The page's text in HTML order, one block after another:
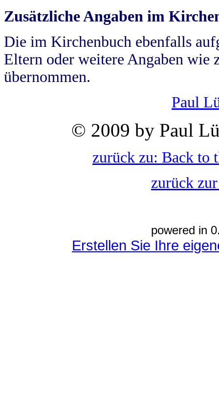
Zusätzliche Angaben im
Die im Kirchenbuch ebenfalls
Eltern oder weitere Angaben wie
übernommen.
Paul
© 2009 by Paul
zurück zu: Back to
zurück
powered in
Erstellen Sie Ihre